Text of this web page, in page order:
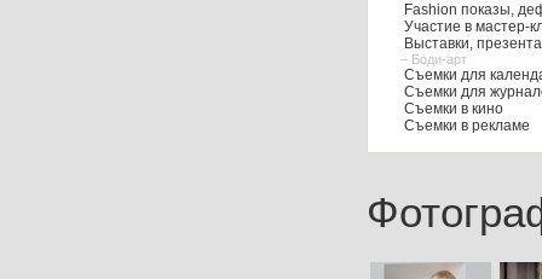
Fashion показы,
Участие в мастер-
Выставки,
– Боди-арт
Съемки для
Съемки для
Съемки в кино
Съемки в рекламе